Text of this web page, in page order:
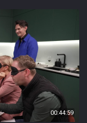
00:44:59